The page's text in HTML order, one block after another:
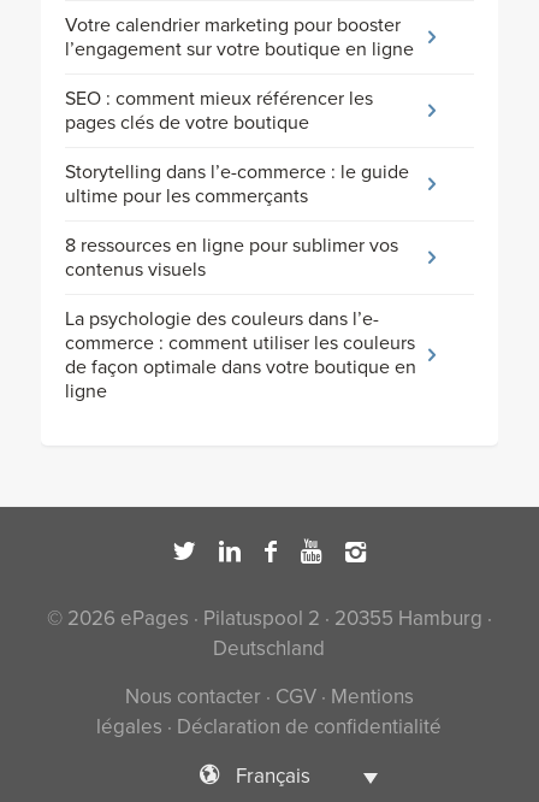
Votre calendrier marketing pour booster
l’engagement sur votre boutique en ligne
SEO : comment mieux référencer les
pages clés de votre boutique
Storytelling dans l’e-commerce : le guide
ultime pour les commerçants
8 ressources en ligne pour sublimer vos
contenus visuels
La psychologie des couleurs dans l’e-
commerce : comment utiliser les couleurs
de façon optimale dans votre boutique en
ligne
© 2026 ePages · Pilatuspool 2 · 20355 Hamburg ·
Deutschland
Nous contacter · CGV· Mentions
légales · Déclaration de confidentialité
Français